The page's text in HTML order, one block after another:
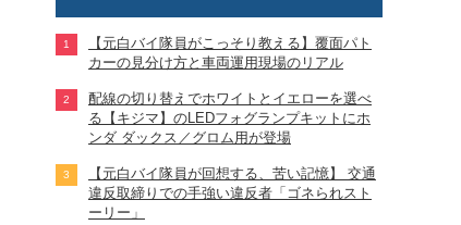
【元白バイ隊員がこっそり教える】覆面パト
カーの見分け方と車両運用現場のリアル
配線の切り替えでホワイトとイエローを選べ
る【キジマ】のLEDフォグランプキットにホ
ンダ ダックス／グロム用が登場
【元白バイ隊員が回想する、苦い記憶】 交通
違反取締りでの手強い違反者「ゴネられスト
ーリー」